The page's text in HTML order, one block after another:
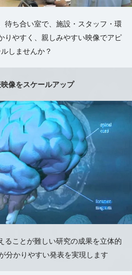
待ち合い室で、施設・スタッフ・環
りやすく、親しみやすい映像でアピ
しませんか？
像をスケールアップ
ることが難しい研究の成果を立体的
分かりやすい発表を実現します